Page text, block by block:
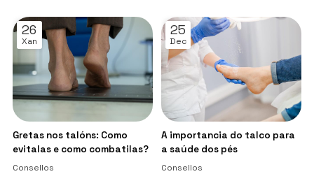
26
Xan
Gretas nos talóns: Como
evitalas e como combatilas?
Consellos
25
Dec
A importancia do talco para
a saúde dos pés
Consellos